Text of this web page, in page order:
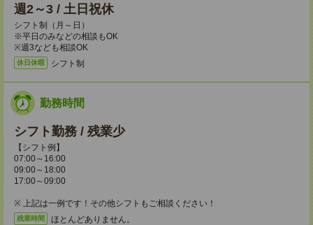
週2～3 / 土日祝休
シフト制（月～日）
※平日のみなどの相談もOK
※週3なども相談OK
休日休暇 シフト制
勤務時間
シフト勤務 / 残業少
【シフト例】
07:00～16:00
09:00～18:00
17:00～09:00
※ 上記は一例です！その他シフトもご相談ください！
残業時間 ほとんどありません。